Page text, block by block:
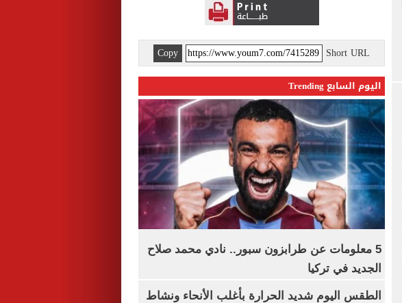
Short URL
Copy
اليوم السابع Trending
5 معلومات عن طرابزون سبور.. نادي محمد صلاح
الجديد في تركيا
الطقس اليوم شديد الحرارة بأغلب الأنحاء ونشاط